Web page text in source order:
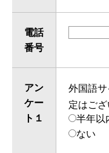
電話
番号
アン
ケー
ト１
外国語
定はござ
半年以
ない